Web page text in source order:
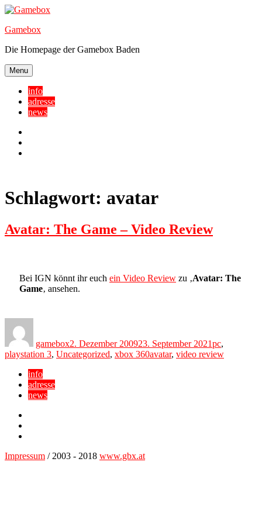
Skip
content
Gamebox
Die Homepage der Gamebox Baden
Menu
info
adresse
news
Schlagwort: avatar
Avatar: The Game – Video Review
Bei IGN könnt ihr euch ein Video Review zu ‚Avatar: The
Game‚ ansehen.
gamebox2. Dezember 200923. September 2021pc,
playstation 3, Uncategorized, xbox 360Tags
avatar, video review
info
adresse
news
Impressum / 2003 - 2018 www.gbx.at